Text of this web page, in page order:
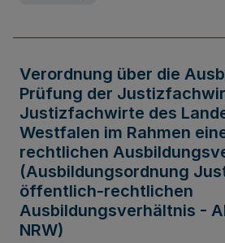
Verordnung über die
Prüfung der
Justizfachwirte des
Westfalen im Rahmen
rechtlichen
(Ausbildungsordnung
öffentlich-rechtlichen
Ausbildungsverhältnis -
NRW)